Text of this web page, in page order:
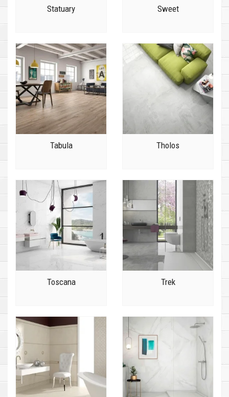
Statuary Sweet
Tabula Tholos
Toscana Trek